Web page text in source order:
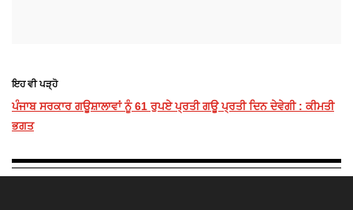
ਇਹ ਵੀ ਪੜ੍ਹੋ
ਪੰਜਾਬ ਸਰਕਾਰ ਗਊਸ਼ਾਲਾਵਾਂ ਨੂੰ 61 ਰੁਪਏ ਪ੍ਰਤੀ ਗਊ ਪ੍ਰਤੀ ਦਿਨ ਦੇਵੇਗੀ : ਕੀਮਤੀ
ਭਗਤ